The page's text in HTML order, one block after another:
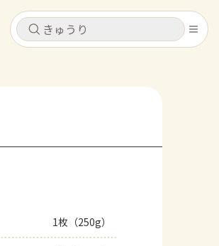
キャンセル
コンテンツ
キャンセル
1枚（250g）